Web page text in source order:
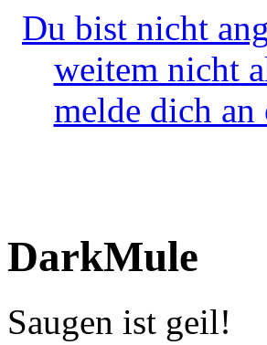
Du bist nicht
weitem nicht
melde dich
DarkMule
Saugen ist geil!